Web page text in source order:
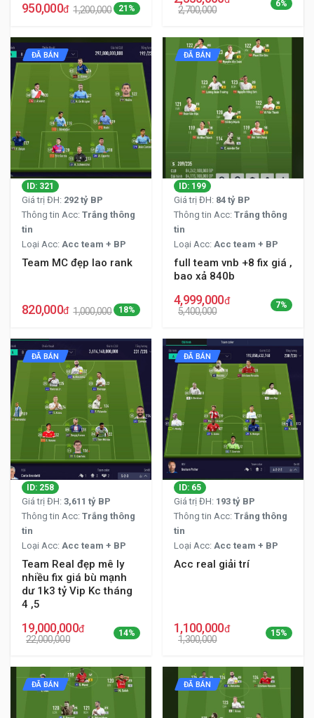
950,000đ 1,200,000 21% 2,700,000
6%
ID: 321
Giá trị ĐH: 292 tỷ BP
Thông tin Acc: Trắng thông
tin
Loại Acc: Acc team + BP
ĐÃ BÁN
Team MC đẹp lao rank
820,000đ 1,000,000 18%
ID: 199
Giá trị ĐH: 84 tỷ BP
Thông tin Acc: Trắng thông
tin
Loại Acc: Acc team + BP
ĐÃ BÁN
full team vnb +8 fix giá ,
bao xả 840b
4,999,000đ
5,400,000
7%
ID: 258
Giá trị ĐH: 3,611 tỷ BP
Thông tin Acc: Trắng thông
tin
Loại Acc: Acc team + BP
ĐÃ BÁN
Team Real đẹp mê ly
nhiều fix giá bù mạnh
dư 1k3 tỷ Vip Kc tháng
4 ,5
19,000,000đ
22,000,000
14%
ID: 65
Giá trị ĐH: 193 tỷ BP
Thông tin Acc: Trắng thông
tin
Loại Acc: Acc team + BP
ĐÃ BÁN
Acc real giải trí
1,100,000đ
1,300,000
15%
ĐÃ BÁN ĐÃ BÁN